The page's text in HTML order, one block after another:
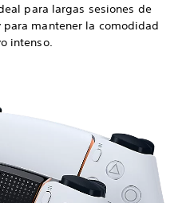
para largas sesiones de
mantener la comodidad
intenso.